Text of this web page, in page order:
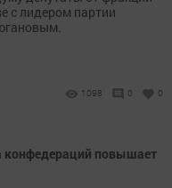
с лидером партии
1098 0 0
конфедераций повышает